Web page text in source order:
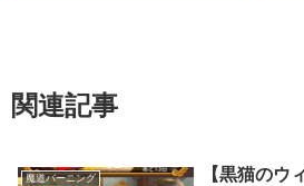
関連記事
魔道バーニング
【黒猫のウ